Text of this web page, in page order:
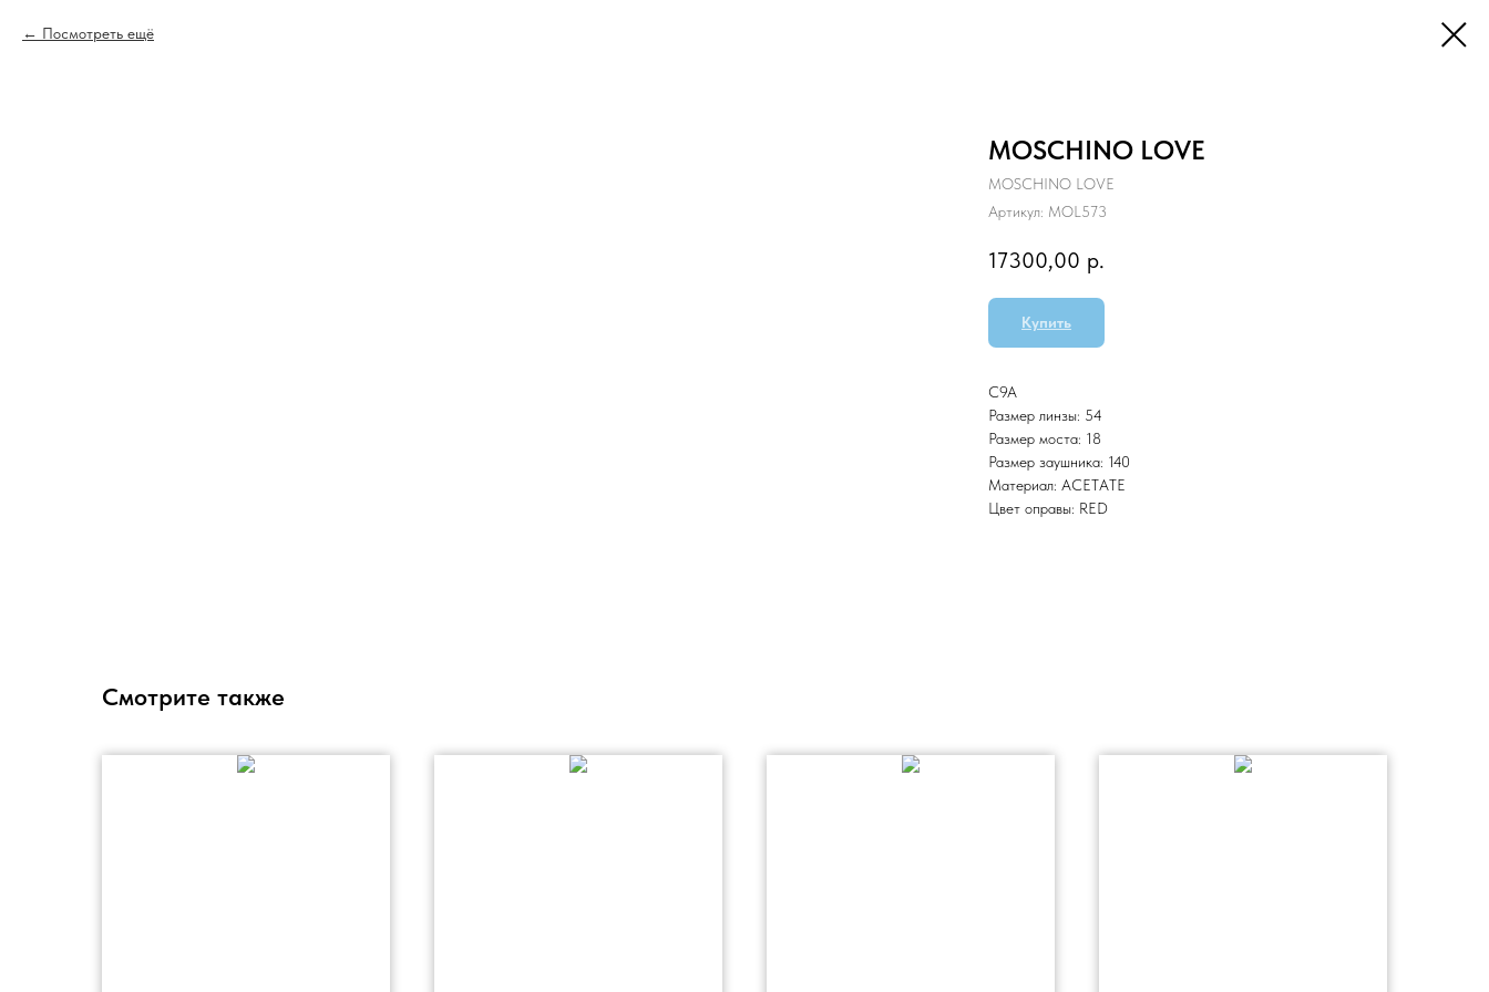
Посмотреть ещё
MOSCHINO LOVE
MOSCHINO LOVE
Артикул: MOL573
17300,00 р.
Купить
C9A
Размер линзы: 54
Размер моста: 18
Размер заушника: 140
Материал: ACETATE
Цвет оправы: RED
Смотрите также